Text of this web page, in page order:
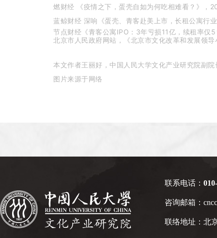
燃财经 《疫情之下，蛋壳自如为何吃相难看？》，
蓝鲸财经 深响《蛋壳、青客赴美上市，长租公寓行
节点财经《青客公寓IPO：3年亏损11亿，续租率
北京市人民政府网站，《北京市文化改革和发展领
本文作者王丽好，中国人民大学文化产业研究院副院
图片来源于网络
联系电话：
咨询邮箱：
联络地址：北